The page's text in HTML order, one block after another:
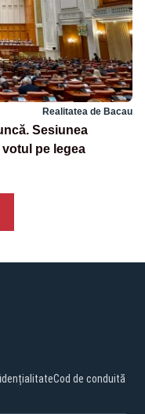
Realitatea de Bacau
Sesiunea
pe legea
Cod de conduită